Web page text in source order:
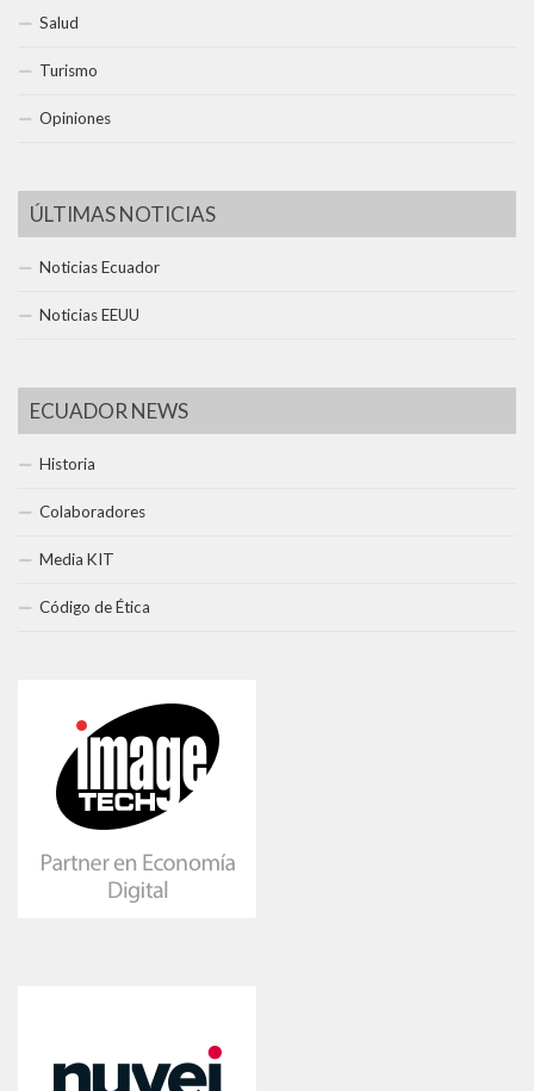
Salud
Turismo
Opiniones
ÚLTIMAS NOTICIAS
Noticias Ecuador
Noticias EEUU
ECUADOR NEWS
Historia
Colaboradores
Media KIT
Código de Ética